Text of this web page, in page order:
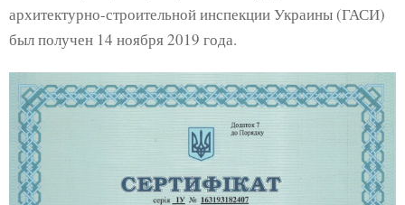
архитектурно-строительной инспекции Украины (ГАСИ)
был получен 14 ноября 2019 года.